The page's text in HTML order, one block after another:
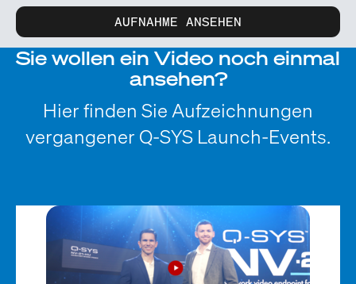
AUFNAHME ANSEHEN
Sie wollen ein Video noch einmal
ansehen?
Hier finden Sie Aufzeichnungen
vergangener Q-SYS Launch-Events.